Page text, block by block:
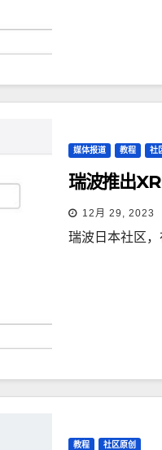
媒体报道 教程 社
瑞波推出
12月 29, 2023
瑞波日本社区
教程 社区原创